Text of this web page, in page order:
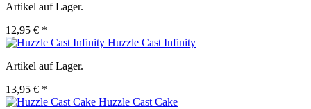
Artikel auf Lager.
12,95 € *
Huzzle Cast Infinity
Artikel auf Lager.
13,95 € *
Huzzle Cast Cake